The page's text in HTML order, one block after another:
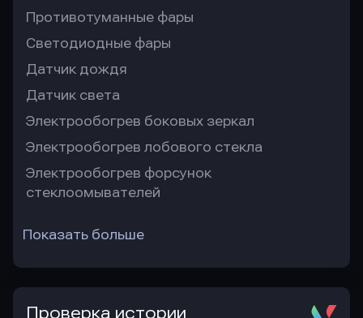
Противотуманные фары
Светодиодные фары
Датчик дождя
Датчик света
Электрообогрев боковых зеркал
Электрообогрев лобового стекла
Электрообогрев форсунок
стеклоомывателей
Показать больше
Проверка истории